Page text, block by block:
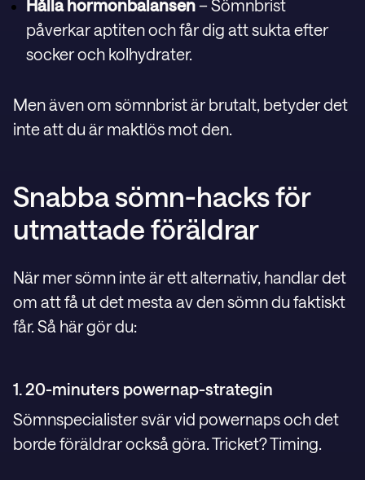
Hålla hormonbalansen– Sömnbrist
påverkar aptiten och får dig att sukta efter
socker och kolhydrater.
Men även om sömnbrist är brutalt, betyder det
inte att du är maktlös mot den.
Snabba sömn-hacks för
utmattade föräldrar
När mer sömn inte är ett alternativ, handlar det
om att få ut det mesta av den sömn du faktiskt
får. Så här gör du:
1. 20-minuters powernap-strategin
Sömnspecialister svär vid powernaps och det
borde föräldrar också göra. Tricket? Timing.